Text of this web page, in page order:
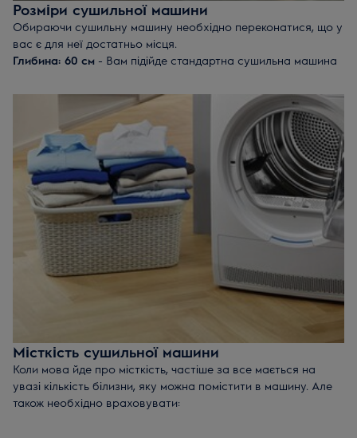
Розміри сушильної машини
Обираючи сушильну машину необхідно переконатися, що у
вас є для неї достатньо місця.
Глибина: 60 см - Вам підійде стандартна сушильна машина
фронтальним завантаженням, ви можете встановити
стандартну сушильну машину зверху.
Порада:Не вистачає місця? Подумайте про те, щоб
придбати комбіновану прально-сушильну машину«2-в-1».
Місткість сушильної машини
Коли мова йде про місткість, частіше за все мається на
увазі кількість білизни, яку можна помістити в машину. Але
також необхідно враховувати: